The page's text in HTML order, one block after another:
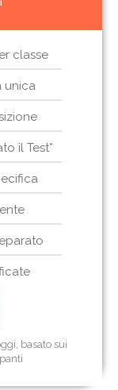
classe
unica
il Test*
basato sui